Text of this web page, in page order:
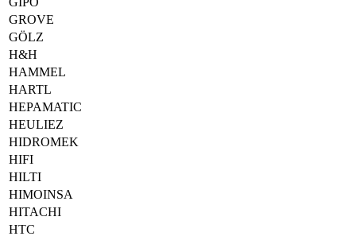
GROVE
GÖLZ
H&H
HAMMEL
HARTL
HEPAMATIC
HEULIEZ
HIDROMEK
HIFI
HILTI
HIMOINSA
HITACHI
HTC